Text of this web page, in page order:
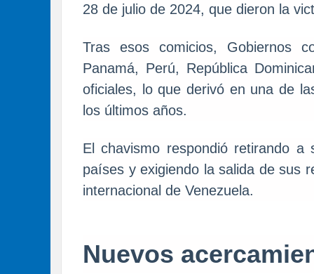
28 de julio de 2024, que dieron la
Tras esos comicios, Gobiernos
Panamá, Perú, República
oficiales, lo que derivó en una de
los últimos años.
El chavismo respondió retirando
países y exigiendo la salida de sus
internacional de Venezuela.
Nuevos